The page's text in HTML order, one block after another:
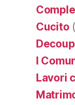
Cucito
I
Lavori